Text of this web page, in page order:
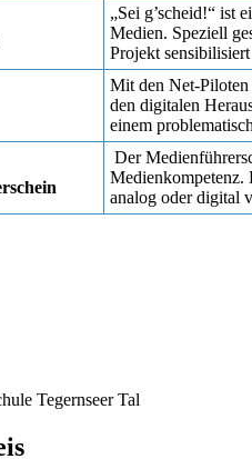
„Sei g’scheid!“ ist
Medien. Speziell
Projekt
Mit den Net-Piloten
den digitalen
einem
Der
Medienkompetenz.
analog oder digital
Tegernseer Tal